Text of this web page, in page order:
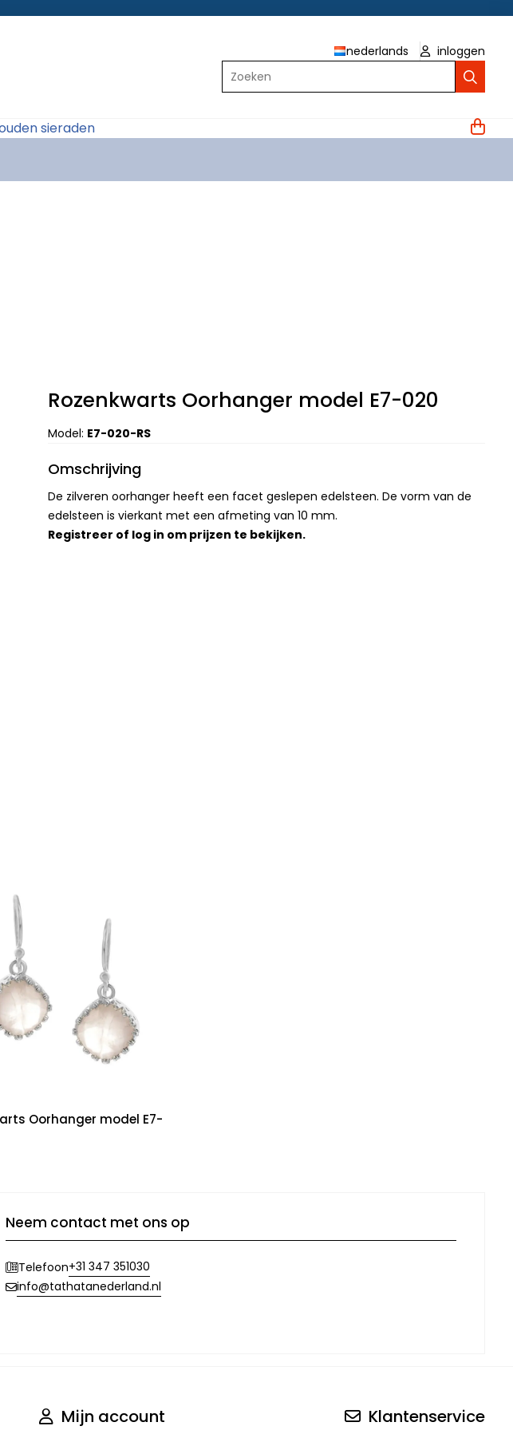
nederlands
inloggen
Zoeken
sieraden
Rozenkwarts Oorhanger model E7-020
Model: E7-020-RS
Omschrijving
De zilveren oorhanger heeft een facet geslepen edelsteen. De vorm van de
edelsteen is vierkant met een afmeting van 10 mm.
Registreer of log in om prijzen te bekijken.
Oorhanger model E7-
Neem contact met ons op
Telefoon+31 347 351030
info@tathatanederland.nl
Mijn account Klantenservice